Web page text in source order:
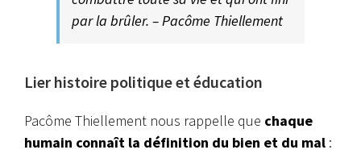
par la brûler. – Pacôme Thiellement
Lier histoire politique et éducation
Pacôme Thiellement nous rappelle que chaque
humain connaît la définition du bien et du mal :